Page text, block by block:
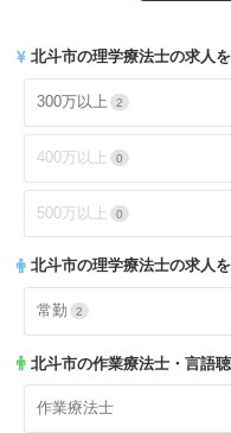
デイケア(精神科)
デイサービス
介護老人保健施設
サービス付き高齢者向け住
ショートステイ 0
就業時間・休日が魅力
日祝休み 0
残業少なめ 2
年間休日120日以上 0
福利厚生充実
託児所あり
北斗市の理学療法士の求人
300万以上 2
400万以上 0
500万以上 0
北斗市の理学療法士の求人
常勤 2
北斗市の作業療法士・言語
作業療法士